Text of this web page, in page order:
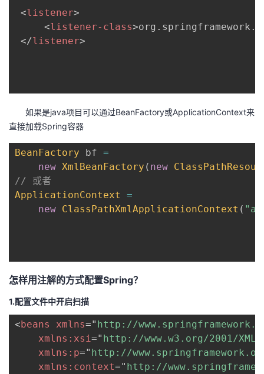
<listener>
<listener-class>
</listener>
如果是java项目可以通过BeanFactory或ApplicationContext来
直接加载Spring容器
BeanFactory bf =
new XmlBeanFactory ( new
// 或者
ApplicationContext
=
new ClassPathXmlApplicationContext (
怎样用注解的方式配置Spring？
1.配置文件中开启扫描
<beans xmlns=" http://
xmlns: xsi=" http://www.w3.org/2001/
xmlns: p=" http://
xmlns: context=" http://